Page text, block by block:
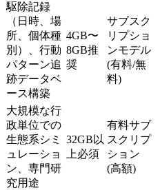
駆除記録
（日時、場
所、個体種
別）、行動
パターン追
跡データベ
ース構築
4GB〜
8GB推
奨
サブスク
リプショ
ンモデル
(有料/無
料)
大規模な行
政単位での
生態系シミ
ュレーショ
ン、専門研
究用途
32GB以
上必須
有料サブ
スクリプ
ション
(高額)